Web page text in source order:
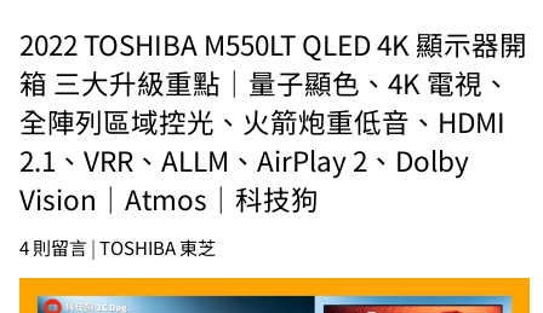
2022 TOSHIBA M550LT QLED 4K 顯示器開
箱 三大升級重點｜量子顯色、4K 電視、
全陣列區域控光、火箭炮重低音、HDMI
2.1、VRR、ALLM、AirPlay 2、Dolby
Vision｜Atmos｜科技狗
4 則留言|TOSHIBA 東芝